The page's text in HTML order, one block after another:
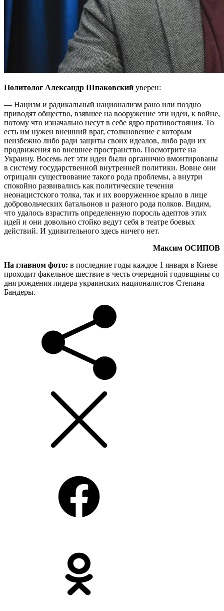
Политолог Александр Шпаковский уверен:
— Нацизм и радикальный национализм рано или поздно
приводят общество, взявшее на вооружение эти идеи, к войне,
потому что изначально несут в себе ядро противостояния. То
есть им нужен внешний враг, столкновение с которым
неизбежно либо ради защиты своих идеалов, либо ради их
продвижения во внешнее пространство. Посмотрите на
Украину. Восемь лет эти идеи были органично вмонтированы
в систему государственной внутренней политики. Вовне они
отрицали существование такого рода проблемы, а внутри
спокойно развивались как политические течения
неонацистского толка, так и их вооруженное крыло в лице
добровольческих батальонов и разного рода полков. Видим,
что удалось взрастить определенную поросль адептов этих
идей и они довольно стойко ведут себя в театре боевых
действий. И удивительного здесь ничего нет.
Максим ­ОСИПОВ
На главном фото: в последние годы каждое 1 января в Киеве
проходит факельное шествие в честь очередной годовщины со
дня рождения лидера украинских националистов Степана
Бандеры.